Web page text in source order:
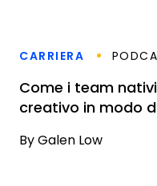
CARRIERA
Come i team nativi
creativo in modo
By Galen Low